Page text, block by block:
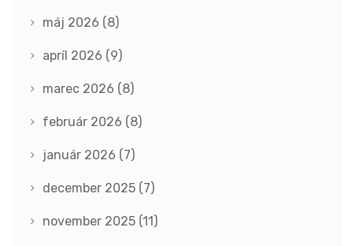
máj 2026 (8)
apríl 2026 (9)
marec 2026 (8)
február 2026 (8)
január 2026 (7)
december 2025 (7)
november 2025 (11)